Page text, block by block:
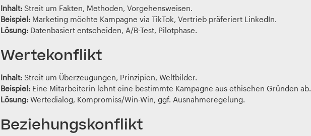
Inhalt:Streit um Fakten, Methoden, Vorgehensweisen.
Beispiel:Marketing möchte Kampagne via TikTok, Vertrieb präferiert LinkedIn.
Lösung:Datenbasiert entscheiden, A/B-Test, Pilotphase.
Wertekonflikt
Inhalt:Streit um Überzeugungen, Prinzipien, Weltbilder.
Beispiel:Eine Mitarbeiterin lehnt eine bestimmte Kampagne aus ethischen Gründen ab.
Lösung:Wertedialog, Kompromiss/Win-Win, ggf. Ausnahmeregelung.
Beziehungskonflikt